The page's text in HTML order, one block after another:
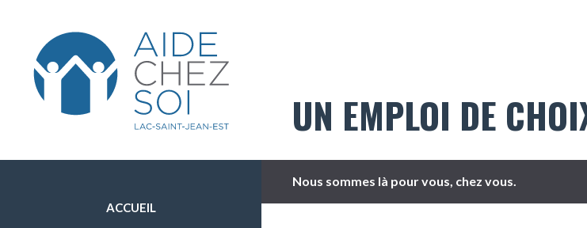
ACCUEIL
UN EMPLOI DE
Nous sommes là pour vous, chez vous.